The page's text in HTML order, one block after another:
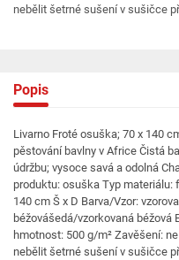
nebělit šetrné sušení v sušičce
Popis
Livarno Froté osuška; 70 x 140
pěstování bavlny v Africe Čistá
údržbu; vysoce savá a odolná
produktu: osuška Typ materiálu:
140 cm Š x D Barva/Vzor:
béžovášedá/vzorkovaná béžová
hmotnost: 500 g/m² Zavěšení:
nebělit šetrné sušení v sušičce